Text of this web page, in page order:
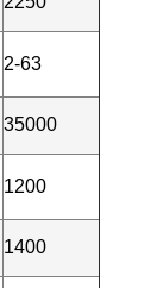
2-63
35000
1200
1400